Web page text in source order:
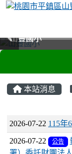
山豐國小
山豐國小
山豐國小
山豐國小
本站消息
文章列表
2026-07-22 115年
2026-07-22 公告